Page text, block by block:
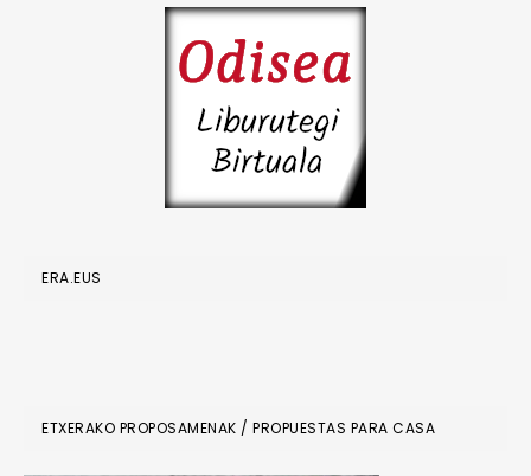
ERA.EUS
ETXERAKO PROPOSAMENAK / PROPUESTAS PARA CASA